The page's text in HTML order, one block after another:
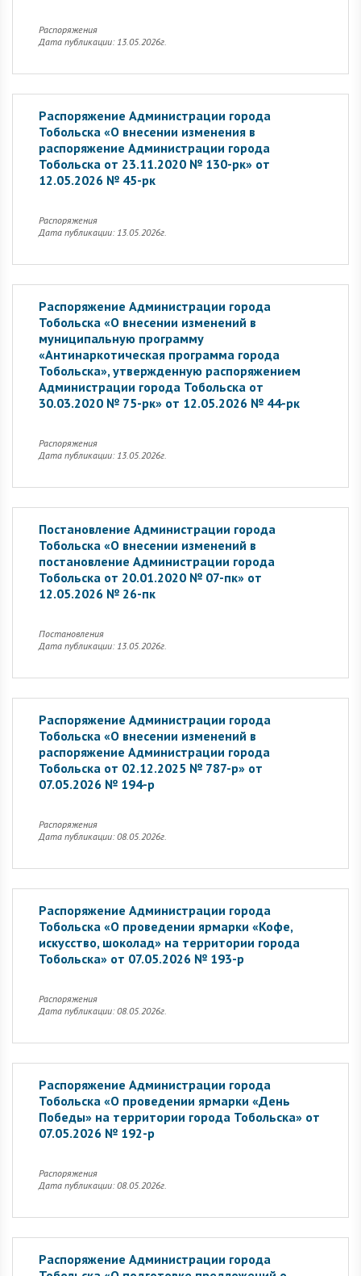
Распоряжения
Дата публикации: 13.05.2026г.
Распоряжение Администрации города
Тобольска «О внесении изменения в
распоряжение Администрации города
Тобольска от 23.11.2020 № 130-рк» от
12.05.2026 № 45-рк
Распоряжения
Дата публикации: 13.05.2026г.
Распоряжение Администрации города
Тобольска «О внесении изменений в
муниципальную программу
«Антинаркотическая программа города
Тобольска», утвержденную распоряжением
Администрации города Тобольска от
30.03.2020 № 75-рк» от 12.05.2026 № 44-рк
Распоряжения
Дата публикации: 13.05.2026г.
Постановление Администрации города
Тобольска «О внесении изменений в
постановление Администрации города
Тобольска от 20.01.2020 № 07-пк» от
12.05.2026 № 26-пк
Постановления
Дата публикации: 13.05.2026г.
Распоряжение Администрации города
Тобольска «О внесении изменений в
распоряжение Администрации города
Тобольска от 02.12.2025 № 787-р» от
07.05.2026 № 194-р
Распоряжения
Дата публикации: 08.05.2026г.
Распоряжение Администрации города
Тобольска «О проведении ярмарки «Кофе,
искусство, шоколад» на территории города
Тобольска» от 07.05.2026 № 193-р
Распоряжения
Дата публикации: 08.05.2026г.
Распоряжение Администрации города
Тобольска «О проведении ярмарки «День
Победы» на территории города Тобольска» от
07.05.2026 № 192-р
Распоряжения
Дата публикации: 08.05.2026г.
Распоряжение Администрации города